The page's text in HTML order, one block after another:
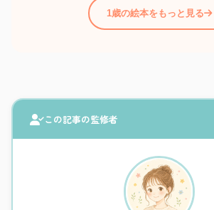
1歳の絵本をもっと見る
この記事の監修者